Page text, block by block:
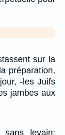
sur la
préparation,
-les Juifs
jambes aux
levain;